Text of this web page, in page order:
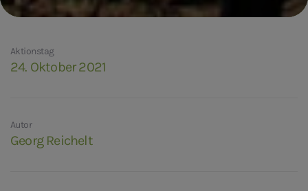
Aktionstag
24. Oktober 2021
Autor
Georg Reichelt